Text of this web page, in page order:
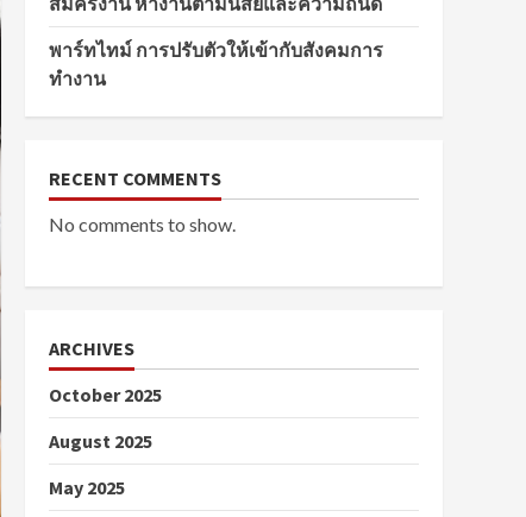
พาร์ทไทม์ การปรับตัวให้เข้ากับสังคมการ
ทำงาน
RECENT COMMENTS
No comments to show.
ARCHIVES
October 2025
August 2025
May 2025